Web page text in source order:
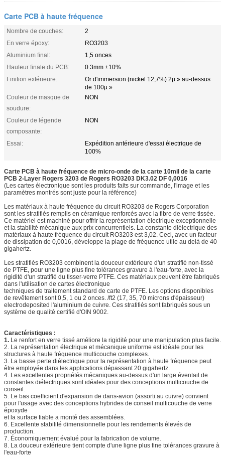
Carte PCB à haute fréquence
Nombre de couches:
2
En verre époxy:
RO3203
Aluminium final:
1,5 onces
Hauteur finale du PCB:
0.3mm ±10%
Finition extérieure:
Or d'immersion (nickel 12,7%) 2µ » au-dessus
de 100µ »
Couleur de masque de
soudure:
NON
Couleur de légende
composante:
NON
Essai:
Expédition antérieure d'essai électrique de
100%
Carte PCB à haute fréquence de micro-onde de la carte 10mil de la carte
PCB 2-Layer Rogers 3203 de Rogers RO3203 DK3.02 DF 0,0016
(Les cartes électronique sont les produits faits sur commande, l'image et les
paramètres montrés sont juste pour la référence)
Les matériaux à haute fréquence du circuit RO3203 de Rogers Corporation
sont les stratifiés remplis en céramique renforcés avec la fibre de verre tissée.
Ce matériel est machiné pour offrir la représentation électrique exceptionnelle
et la stabilité mécanique aux prix concurrentiels. La constante diélectrique des
matériaux à haute fréquence du circuit RO3203 est 3,02. Ceci, avec un facteur
de dissipation de 0,0016, développe la plage de fréquence utile au delà de 40
gigahertz.
Les stratifiés RO3203 combinent la douceur extérieure d'un stratifié non-tissé
de PTFE, pour une ligne plus fine tolérances gravure à l'eau-forte, avec la
rigidité d'un stratifié du tisser-verre PTFE. Ces matériaux peuvent être fabriqués
dans l'utilisation de cartes électronique
techniques de traitement standard de carte de PTFE. Les options disponibles
de revêtement sont 0,5, 1 ou 2 onces. /ft2 (17, 35, 70 microns d'épaisseur)
electrodeposited l'aluminium de cuivre. Ces stratifiés sont fabriqués sous un
système de qualité certifié d'OIN 9002.
Caractéristiques :
1. Le renfort en verre tissé améliore la rigidité pour une manipulation plus facile.
2. La représentation électrique et mécanique uniforme est idéale pour les
structures à haute fréquence multicouche complexes.
3. La basse perte diélectrique pour la représentation à haute fréquence peut
être employée dans les applications dépassant 20 gigahertz.
4. Les excellentes propriétés mécaniques au-dessus d'un large éventail de
constantes diélectriques sont idéales pour des conceptions multicouche de
conseil.
5. Le bas coefficient d'expansion de dans-avion (assorti au cuivre) convient
pour l'usage avec des conceptions hybrides de conseil multicouche de verre
époxyde
et la surface fiable a monté des assemblées.
6. Excellente stabilité dimensionnelle pour les rendements élevés de
production.
7. Économiquement évalué pour la fabrication de volume.
8. La douceur extérieure tient compte d'une ligne plus fine tolérances gravure à
l'eau-forte